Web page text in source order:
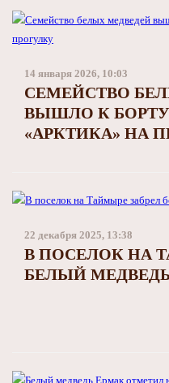
14 января 2026, 10:03
СЕМЕЙСТВО
ВЫШЛО К
«АРКТИКА» НА
22 декабря 2025, 13:38
В ПОСЕЛОК НА
БЕЛЫЙ